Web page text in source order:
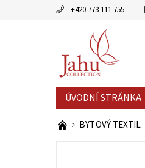
+420 773 111 755
ÚVODNÍ STRÁNKA
AKCE MĚSÍCE
BYTOVÝ TEXTIL